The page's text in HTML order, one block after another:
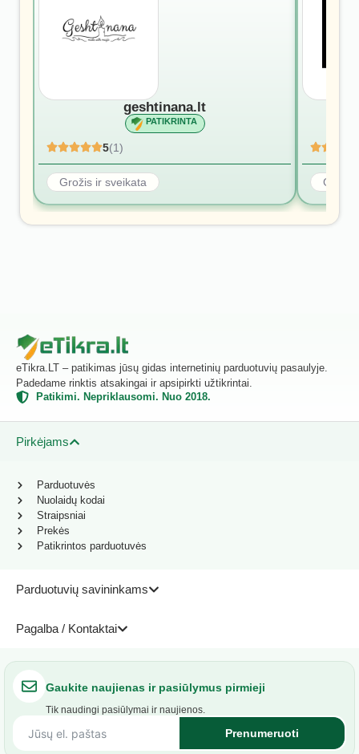
geshtinana.lt
PATIKRINTA
5(1)
Grožis ir sveikata Grožis
eTikra.LT – patikimas jūsų gidas internetinių parduotuvių pasaulyje.
Padedame rinktis atsakingai ir apsipirkti užtikrintai.
Patikimi. Nepriklausomi. Nuo 2018.
Pirkėjams
Parduotuvių savininkams
Pagalba / Kontaktai
Parduotuvės
Nuolaidų kodai
Straipsniai
Prekės
Patikrintos parduotuvės
Gaukite naujienas ir pasiūlymus pirmieji
Tik naudingi pasiūlymai ir naujienos.
Prenumeruoti